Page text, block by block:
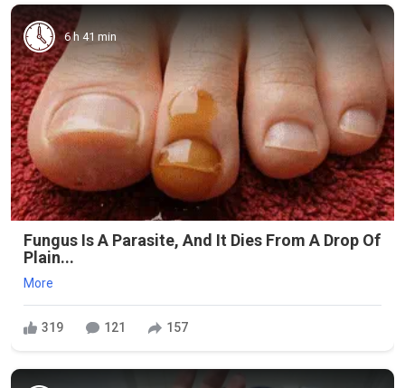
6 h 41 min
Fungus Is A Parasite, And It Dies From A Drop Of
Plain...
More
319 121 157